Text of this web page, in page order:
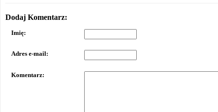
Dodaj Komentarz:
Imię:
Adres e-mail:
Komentarz: